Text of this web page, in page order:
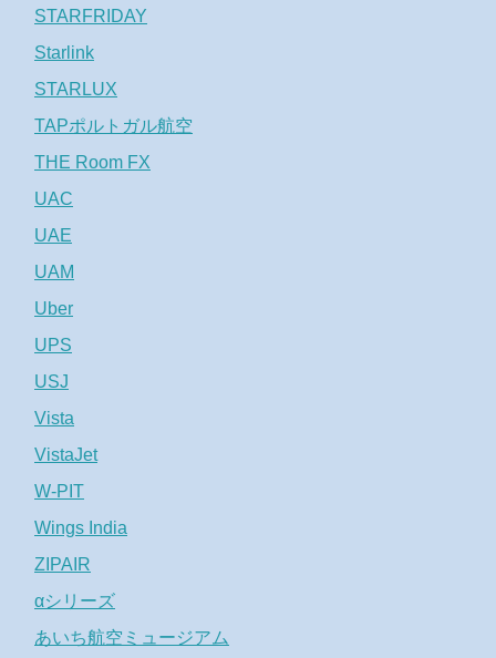
STARFRIDAY
Starlink
STARLUX
TAPポルトガル航空
THE Room FX
UAC
UAE
UAM
Uber
UPS
USJ
Vista
VistaJet
W-PIT
Wings India
ZIPAIR
αシリーズ
あいち航空ミュージアム